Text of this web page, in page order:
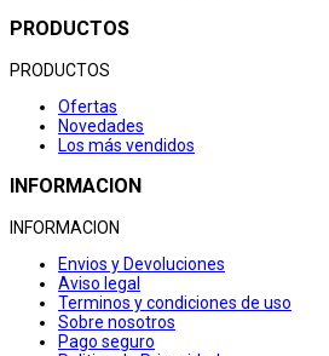
PRODUCTOS
PRODUCTOS
Ofertas
Novedades
Los más vendidos
INFORMACION
INFORMACION
Envios y Devoluciones
Aviso legal
Terminos y condiciones de uso
Sobre nosotros
Pago seguro